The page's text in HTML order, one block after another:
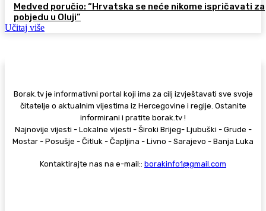
Medved poručio: “Hrvatska se neće nikome ispričavati za
pobjedu u Oluji”
Učitaj više
Borak.tv je informativni portal koji ima za cilj izvještavati sve svoje
čitatelje o aktualnim vijestima iz Hercegovine i regije. Ostanite
informirani i pratite borak.tv !
Najnovije vijesti - Lokalne vijesti - Široki Brijeg- Ljubuški - Grude -
Mostar - Posušje - Čitluk - Čapljina - Livno - Sarajevo - Banja Luka
Kontaktirajte nas na e-mail:: borakinfo1@gmail.com